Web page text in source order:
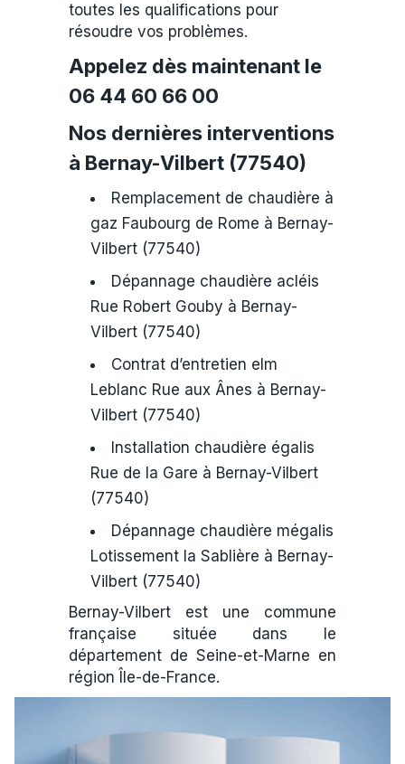
toutes les qualifications pour
résoudre vos problèmes.
Appelez dès maintenant le
06 44 60 66 00
Nos dernières interventions
à Bernay-Vilbert (77540)
Remplacement de chaudière à
gaz Faubourg de Rome à Bernay-
Vilbert (77540)
Dépannage chaudière acléis
Rue Robert Gouby à Bernay-
Vilbert (77540)
Contrat d’entretien elm
Leblanc Rue aux Ânes à Bernay-
Vilbert (77540)
Installation chaudière égalis
Rue de la Gare à Bernay-Vilbert
(77540)
Dépannage chaudière mégalis
Lotissement la Sablière à Bernay-
Vilbert (77540)
Bernay-Vilbert est une commune
française située dans le
département de Seine-et-Marne en
région Île-de-France.